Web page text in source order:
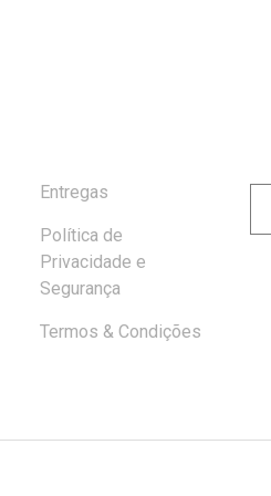
Entregas
Política de
Privacidade e
Segurança
Termos & Condições